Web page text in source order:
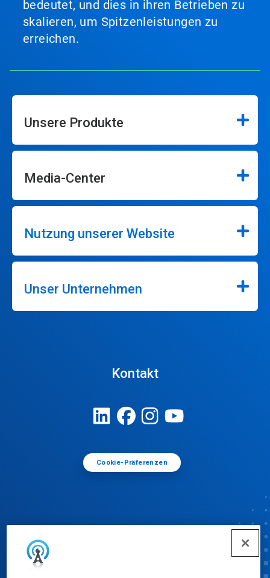
bedeutet, und dies in ihren Betrieben zu
skalieren, um Spitzenleistungen zu
erreichen.
Unsere Produkte
Media-Center
Nutzung unserer Website
Unser Unternehmen
Kontakt
Cookie-Präferenzen